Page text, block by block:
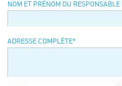
NOM ET PRÉNOM DU RESPONSABLE
ADRESSE COMPLÈTE*